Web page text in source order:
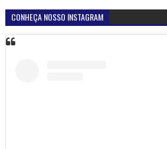
CONHEÇA NOSSO INSTAGRAM